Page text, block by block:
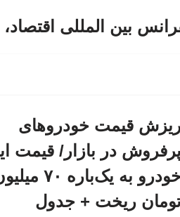
بین المللی
قیمت خودروهای
پرفروش در بازار/ قیمت
خودرو به یک‌باره ۷۰
ریخت + جدول